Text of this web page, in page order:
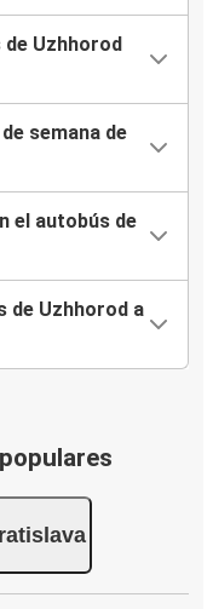
Uzhhorod
semana de
el autobús de
de Uzhhorod a